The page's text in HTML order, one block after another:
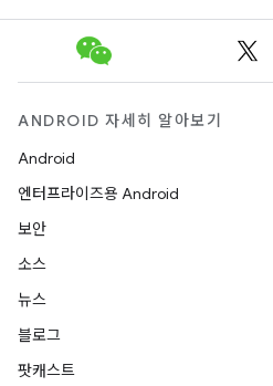
ANDROID 자세히 알아보기
Android
엔터프라이즈용 Android
보안
소스
뉴스
블로그
팟캐스트